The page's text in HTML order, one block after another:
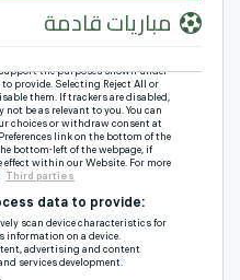
مباريات قادمة